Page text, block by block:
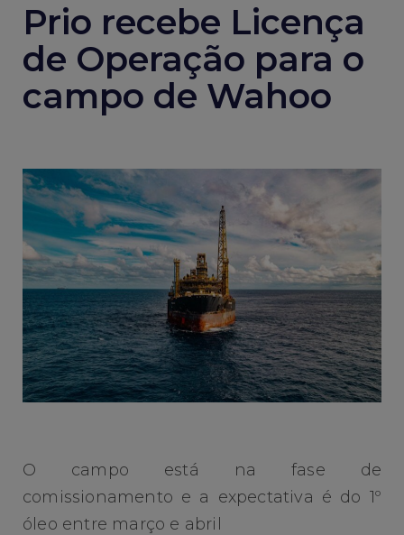
Prio recebe Licença
de Operação para o
campo de Wahoo
O campo está na fase de
comissionamento e a expectativa é do 1º
óleo entre março e abril